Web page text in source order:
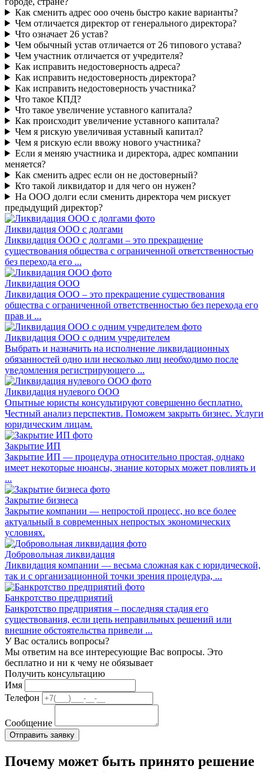
Как сменить адрес ооо очень быстро какие варианты?
Чем отличается директор от генерального директора?
Что означает 26 устав?
Чем обычный устав отличается от 26 типового устава?
Чем участник отличается от учредителя?
Как исправить недостоверность адреса?
Как исправить недостоверность директора?
Как исправить недостоверность участника?
Что такое КПД?
Что такое увеличение уставного капитала?
Как происходит увеличение уставного капитала?
Чем я рискую увеличивая уставный капитал?
Чем я рискую если ввожу нового участника?
Если я меняю участника и директора, адрес компании
меняется?
Как сменить адрес если он не достоверный?
Кто такой ликвидатор и для чего он нужен?
На ООО долги если сменить директора чем рискует
предыдущий директор?
Ликвидация ООО с долгами
Ликвидация ООО с долгами – это прекращение
существования общества с ограниченной ответственностью
без перехода его ...
Ликвидация ООО
Ликвидация ООО – это прекращение существования
общества с ограниченной ответственностью без перехода его
прав и ...
Ликвидация ООО с одним учредителем
Выбрать и назначить на исполнение ликвидационных
обязанностей одно или несколько лиц необходимо после
уведомления регистрирующего ...
Ликвидация нулевого ООО
Опытные юристы консультируют совершенно бесплатно.
Честный анализ перспектив. Поможем закрыть бизнес. Услуги
юридическим лицам.
Закрытие ИП
Закрытие ИП — процедура относительно простая, однако
имеет некоторые нюансы, знание которых может повлиять и
...
Закрытие бизнеса
Закрытие компании — непростой процесс, но все более
актуальный в современных непростых экономических
условиях.
Добровольная ликвидация
Ликвидация компании — весьма сложная как с юридической,
так и с организационной точки зрения процедура, ...
Банкротство предприятий
Банкротство предприятия – последняя стадия его
существования, если цепь неправильных решений или
внешние обстоятельства привели ...
У Вас остались вопросы?
Мы ответим на все интересующие Вас вопросы. Это
бесплатно и ни к чему не обязывает
Получить консультацию
Имя
Телефон
Сообщение
Почему может быть принято решение